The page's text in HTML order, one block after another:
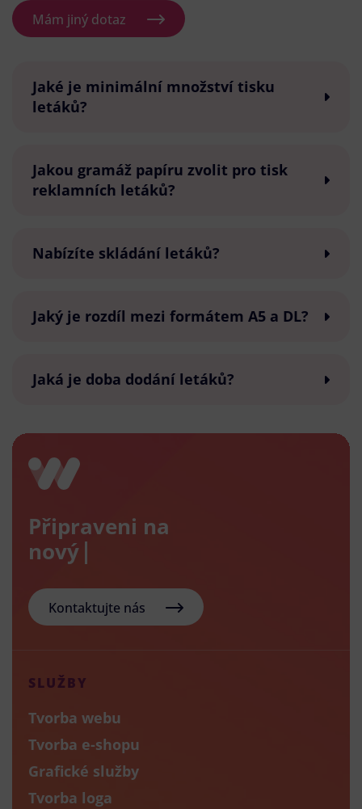
Mám jiný dotaz
Jaké je minimální množství tisku
letáků?
Jakou gramáž papíru zvolit pro tisk
reklamních letáků?
Nabízíte skládání letáků?
Jaký je rozdíl mezi formátem A5 a DL?
Jaká je doba dodání letáků?
Připraveni na
nový e-sho
Kontaktujte nás
SLUŽBY
Tvorba webu
Tvorba e-shopu
Grafické služby
Tvorba loga